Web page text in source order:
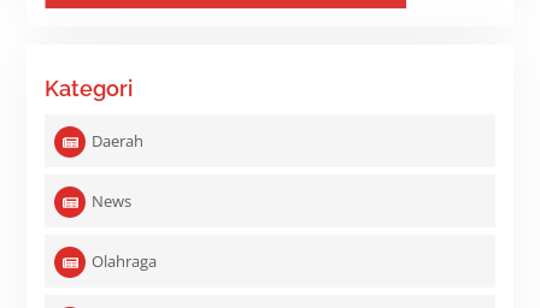
Kategori
Daerah
News
Olahraga